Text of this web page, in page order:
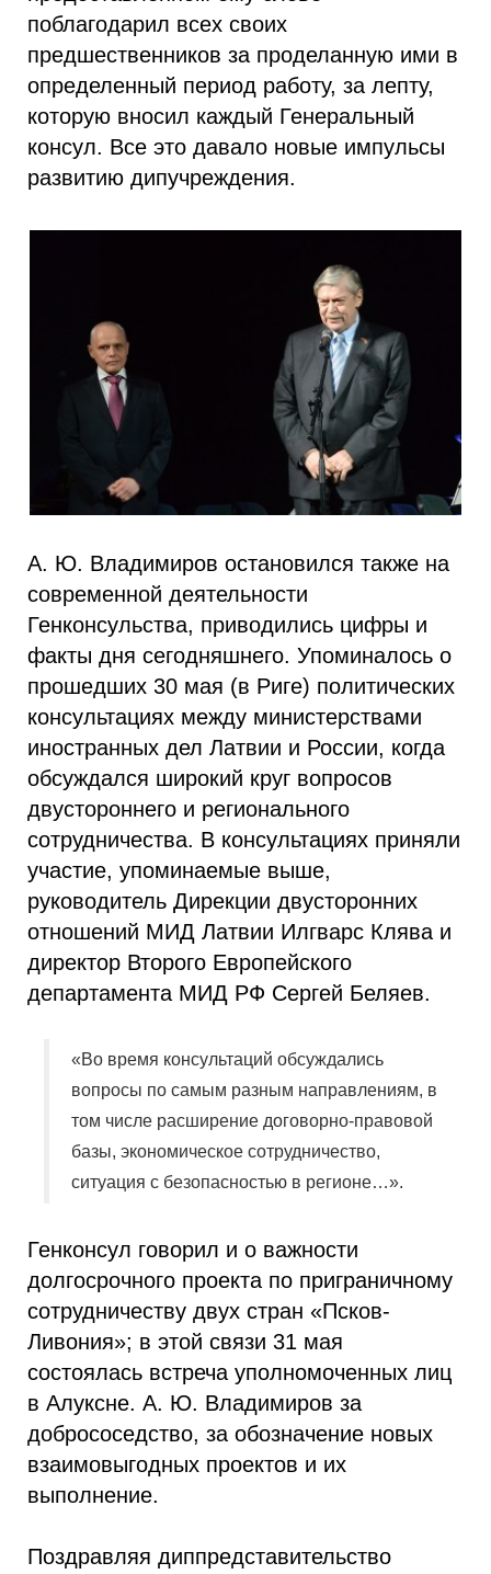
поблагодарил всех своих
предшественников за проделанную ими в
определенный период работу, за лепту,
которую вносил каждый Генеральный
консул. Все это давало новые импульсы
развитию дипучреждения.
А. Ю. Владимиров остановился также на
современной деятельности
Генконсульства, приводились цифры и
факты дня сегодняшнего. Упоминалось о
прошедших 30 мая (в Риге) политических
консультациях между министерствами
иностранных дел Латвии и России, когда
обсуждался широкий круг вопросов
двустороннего и регионального
сотрудничества. В консультациях приняли
участие, упоминаемые выше,
руководитель Дирекции двусторонних
отношений МИД Латвии Илгварс Клява и
директор Второго Европейского
департамента МИД РФ Сергей Беляев.
«Во время консультаций обсуждались
вопросы по самым разным направлениям, в
том числе расширение договорно-правовой
базы, экономическое сотрудничество,
ситуация с безопасностью в регионе…».
Генконсул говорил и о важности
долгосрочного проекта по приграничному
сотрудничеству двух стран «Псков-
Ливония»; в этой связи 31 мая
состоялась встреча уполномоченных лиц
в Алуксне. А. Ю. Владимиров за
добрососедство, за обозначение новых
взаимовыгодных проектов и их
выполнение.
Поздравляя диппредставительство